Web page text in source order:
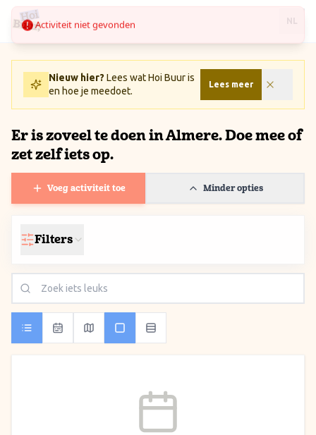
Ga naar inhoud / Skip to content
Nieuw hier? Lees wat Hoi Buur is
en hoe je meedoet.
Lees meer
Er is zoveel te doen in Almere. Doe mee of
zet zelf iets op.
Voeg activiteit toe Minder opties
Filters
Activiteit niet gevonden